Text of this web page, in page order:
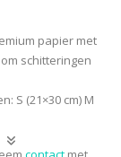
papier met
schitteringen
S (21×30 cm) M